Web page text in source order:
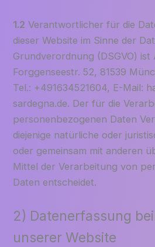
1.2 Verantwortlicher für die
dieser Website im Sinne der
Grundverordnung (DSGVO) ist
Forggenseestr. 52, 81539
Tel.: +491634521604, E-Mail:
sardegna.de. Der für die
personenbezogenen Daten
diejenige natürliche oder
oder gemeinsam mit anderen
Mittel der Verarbeitung von
Daten entscheidet.
2) Datenerfassung
unserer Website